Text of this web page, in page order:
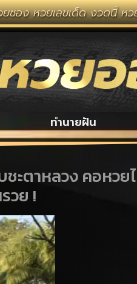
เด็ด งวดนี้ หวยลาว หวยซ
ทำนายฝัน
ะตาหลวง คอหวย
วย !